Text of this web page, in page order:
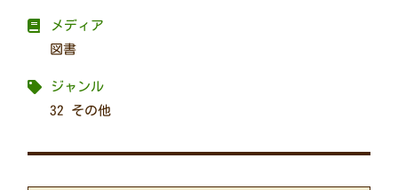
メディア
図書
ジャンル
32 その他